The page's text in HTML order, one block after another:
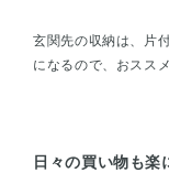
玄関先の収納は、片
になるので、おスス
日々の買い物も楽